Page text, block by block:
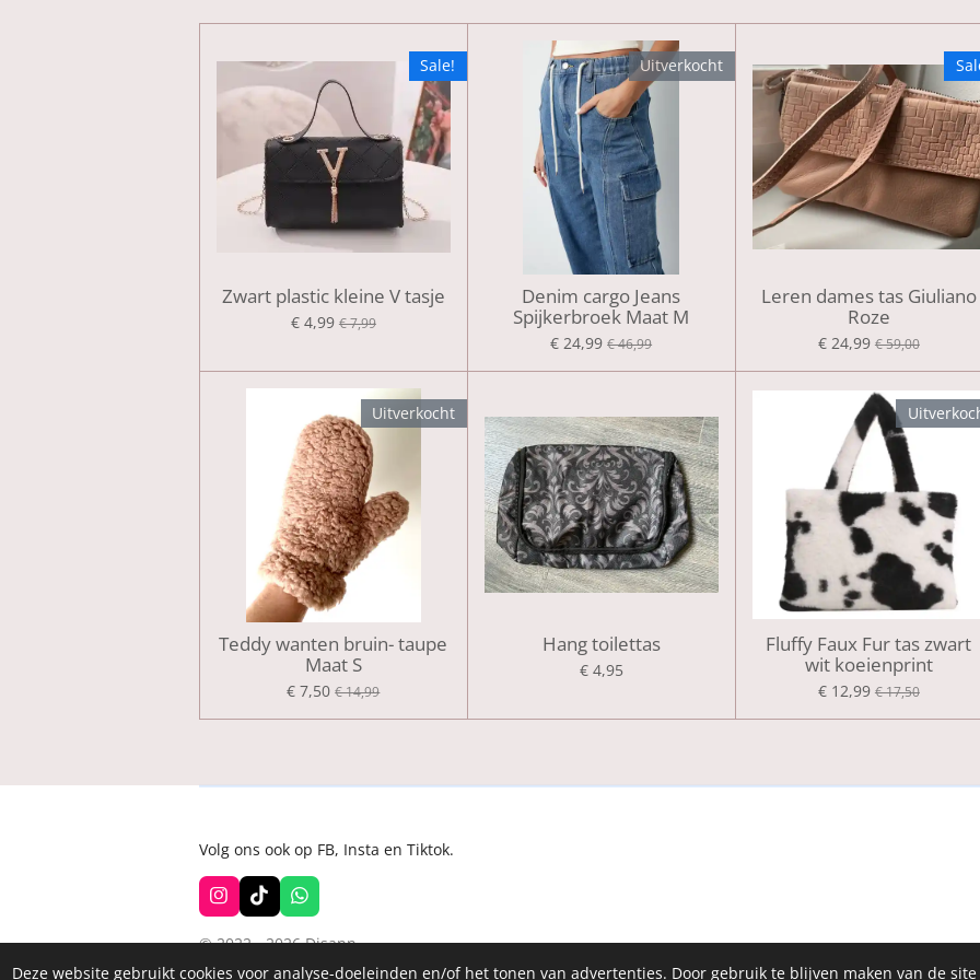
Deze website gebruikt cookies voor analyse-doeleinden en/of het tonen van advertenties. Door gebruik te blijven maken van de
Sale!
Zwart plastic kleine V tasje
€ 4,99 € 7,99
Uitverkocht
Denim cargo Jeans
Spijkerbroek Maat M
€ 24,99 € 46,99
Leren dames tas Giuliano
Roze
€ 24,99 € 59,00
Uitverkocht
Teddy wanten bruin- taupe
Maat S
€ 7,50 € 14,99
Hang toilettas
€ 4,95
Fluffy Faux Fur tas zwart
wit koeienprint
€ 12,99 € 17,50
Volg ons ook op FB, Insta en Tiktok.
I
n
s
a
T
i
k
o
W
h
a
s
© 2022 - 2026 Disann